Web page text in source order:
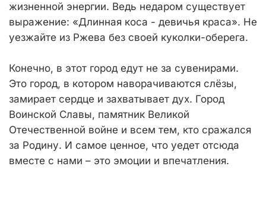
жизненной энергии. Ведь недаром существует
выражение: «Длинная коса - девичья краса». Не
уезжайте из Ржева без своей куколки-оберега.
Конечно, в этот город едут не за сувенирами.
Это город, в котором наворачиваются слёзы,
замирает сердце и захватывает дух. Город
Воинской Славы, памятник Великой
Отечественной войне и всем тем, кто сражался
за Родину. И самое ценное, что уедет отсюда
вместе с нами – это эмоции и впечатления.